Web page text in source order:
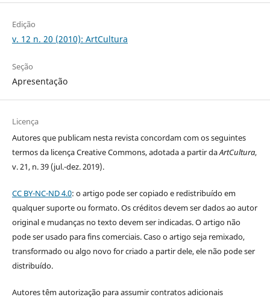
Edição
v. 12 n. 20 (2010): ArtCultura
Seção
Apresentação
Licença
Autores que publicam nesta revista concordam com os seguintes
termos da licença Creative Commons, adotada a partir daArtCultura,
v. 21, n. 39 (jul.-dez. 2019).
CC BY-NC-ND 4.0: o artigo pode ser copiado e redistribuído em
qualquer suporte ou formato. Os créditos devem ser dados ao autor
original e mudanças no texto devem ser indicadas. O artigo não
pode ser usado para fins comerciais. Caso o artigo seja remixado,
transformado ou algo novo for criado a partir dele, ele não pode ser
distribuído.
Autores têm autorização para assumir contratos adicionais